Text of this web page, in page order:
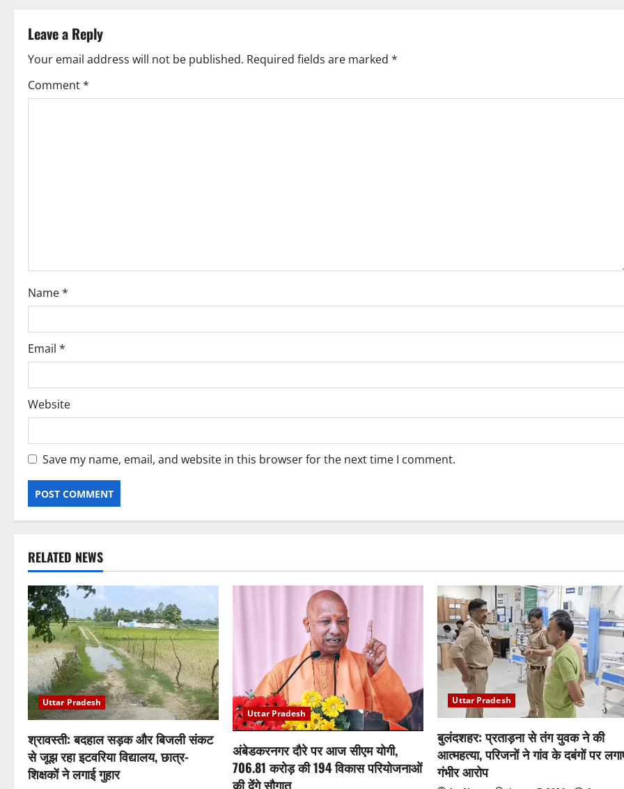
n
a
v
o
n
Leave a Reply
Your email address will not be published. Required fields are marked *
Comment*
Name*
Email *
Website
Save my name, email, and website in this browser for the next time I comment.
RELATED NEWS
Uttar Pradesh
श्रावस्ती: बदहाल सड़क और बिजली संकट
से जूझ रहा इटवरिया विद्यालय, छात्र-
शिक्षकों ने लगाई गुहार
Uttar Pradesh
अंबेडकरनगर दौरे पर आज सीएम योगी,
706.81 करोड़ की 194 विकास परियोजनाओं
की देंगे सौगात
Uttar Pradesh
बुलंदशहर: प्रताड़ना से तंग युवक ने की
आत्महत्या, परिजनों ने गांव के दबंगों पर
गंभीर आरोप